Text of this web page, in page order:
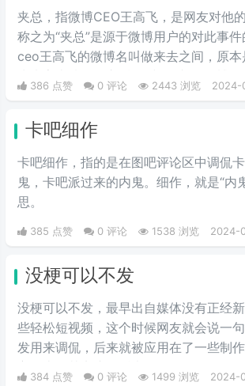
情包，火于知乎，该词也被《咬文
嚼字》评为2017年度十大流行语之
一，现在多用于聊天中的表情包。
夹总，指微博CEO王高飞，是网友对他
称之为“夹总”是源于微博用户的对此事
ceo王高飞的微博名叫做来去之间，原本
为来字去掉一竖之后是“夹”，并且微博把
为称为“夹”，所以来去之间喜提夹总这一
386 点赞 0 评论 2443 浏览 2024-
卡吧细作
卡吧细作，指的是在图吧评论区中调侃
鬼，卡吧派过来的内鬼。细作，就是“内
思。
385 点赞 0 评论 1538 浏览 2024-
没梗可以不发
没梗可以不发，最早出自媒体没有正‌‌‌‌‌‌‌‌经
些轻松短视频，这个时候网友就会说一
发用来调侃，后来就被应用在了一些制
主身上，其实这句话也不算是批评，更
384 点赞 0 评论 1499 浏览 2024-